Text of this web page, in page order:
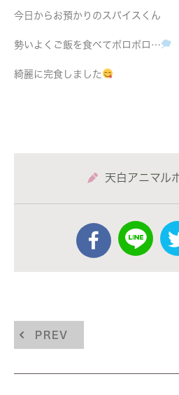
今日からお預かりのスパイスくん
勢いよくご飯を食べてポロポロ…
綺麗に完食しました
天白アニマル
PREV